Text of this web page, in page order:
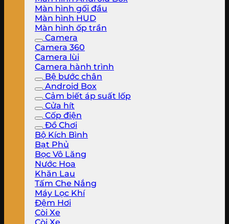
Màn hình gối đầu
Màn hình HUD
Màn hình ốp trần
Camera
Camera 360
Camera lùi
Camera hành trình
Bệ bước chân
Android Box
Cảm biết áp suất lốp
Cửa hít
Cốp điện
Đồ Chơi
Bộ Kích Bình
Bạt Phủ
Bọc Vô Lăng
Nước Hoa
Khăn Lau
Tấm Che Nắng
Máy Lọc Khí
Đệm Hơi
Còi Xe
Còi Xe